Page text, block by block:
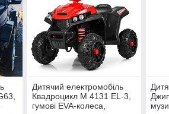
Дитячий електромобіль
Квадроцикл M 4131 EL-3,
гумові EVA-колеса,